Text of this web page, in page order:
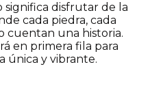
significa disfrutar de la
cada piedra, cada
cuentan una historia.
en primera fila para
única y vibrante.